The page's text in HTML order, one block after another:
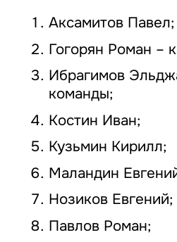
Аксамитов Павел;
Гогорян Роман –
Ибрагимов
команды;
Костин Иван;
Кузьмин Кирилл;
Маландин
Нозиков Евгений;
Павлов Роман;